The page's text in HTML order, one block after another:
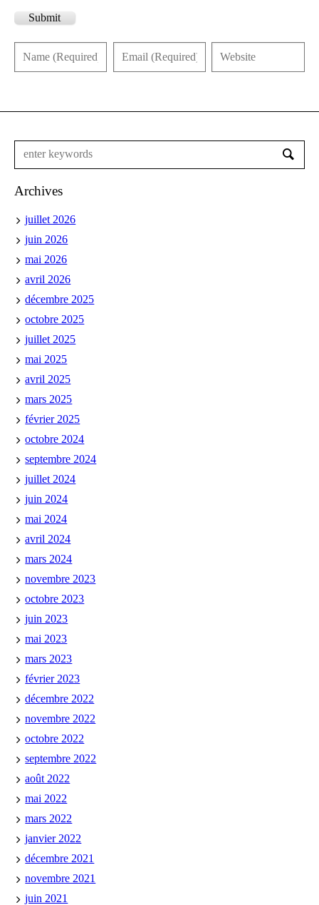
Submit
Archives
juillet 2026
juin 2026
mai 2026
avril 2026
décembre 2025
octobre 2025
juillet 2025
mai 2025
avril 2025
mars 2025
février 2025
octobre 2024
septembre 2024
juillet 2024
juin 2024
mai 2024
avril 2024
mars 2024
novembre 2023
octobre 2023
juin 2023
mai 2023
mars 2023
février 2023
décembre 2022
novembre 2022
octobre 2022
septembre 2022
août 2022
mai 2022
mars 2022
janvier 2022
décembre 2021
novembre 2021
juin 2021